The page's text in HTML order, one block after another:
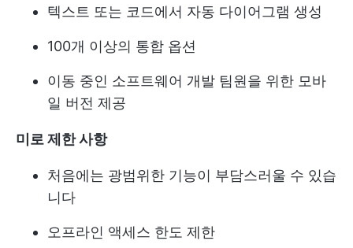
텍스트 또는 코드에서 자동 다이어그램 생성
100개 이상의 통합 옵션
이동 중인 소프트웨어 개발 팀원을 위한 모바
일 버전 제공
미로 제한 사항
처음에는 광범위한 기능이 부담스러울 수 있습
니다
오프라인 액세스 한도 제한